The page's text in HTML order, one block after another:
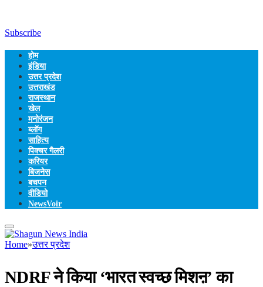
Subscribe
होम
इंडिया
उत्तर प्रदेश
उत्तराखंड
राजस्थान
खेल
मनोरंजन
ब्लॉग
साहित्य
पिक्चर गैलरी
करियर
बिजनेस
बचपन
वीडियो
NewsVoir
Home»उत्तर प्रदेश
NDRF ने किया ‘भारत स्वच्छ मिशऩ’ का